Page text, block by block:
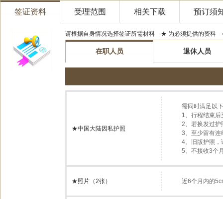
签证资料 受理范围 相关下载 预订须
请根据自身情况选择签证所需材料 ★ 为必须提供的资料
在职人员 退休人员
★中国大陆因私护照
需同时满足以
1、行程结束
2、若换发过护
3、至少留有
4、旧版护照
5、不接收3个
★照片（2张） 近6个月内的